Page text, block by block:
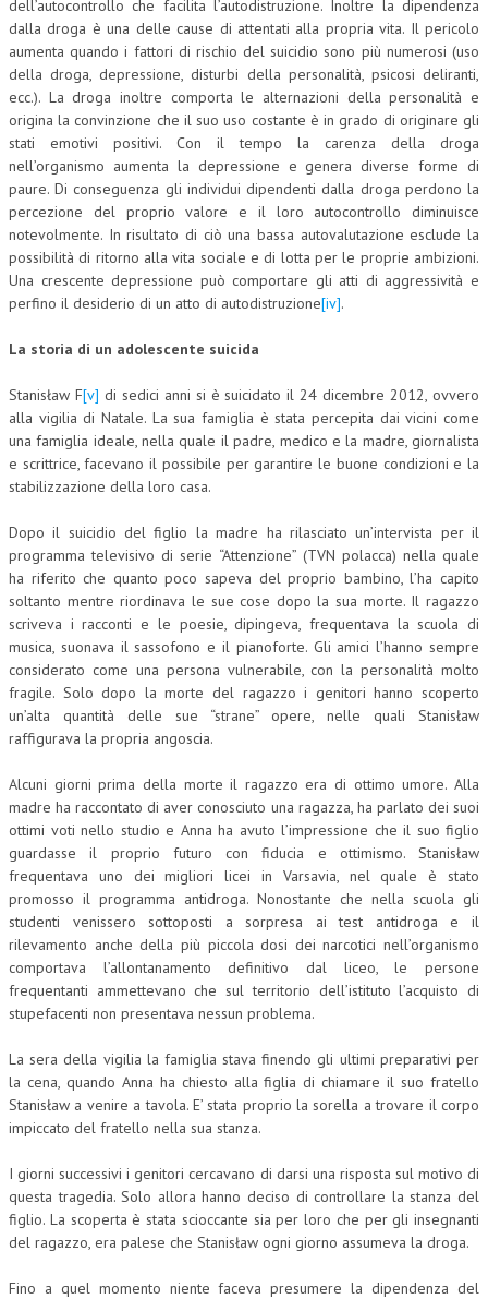
dell’autocontrollo che facilita l’autodistruzione. Inoltre la dipendenza
dalla droga è una delle cause di attentati alla propria vita. Il pericolo
aumenta quando i fattori di rischio del suicidio sono più numerosi (uso
della droga, depressione, disturbi della personalità, psicosi deliranti,
ecc.). La droga inoltre comporta le alternazioni della personalità e
origina la convinzione che il suo uso costante è in grado di originare gli
stati emotivi positivi. Con il tempo la carenza della droga
nell’organismo aumenta la depressione e genera diverse forme di
paure. Di conseguenza gli individui dipendenti dalla droga perdono la
percezione del proprio valore e il loro autocontrollo diminuisce
notevolmente. In risultato di ciò una bassa autovalutazione esclude la
possibilità di ritorno alla vita sociale e di lotta per le proprie ambizioni.
Una crescente depressione può comportare gli atti di aggressività e
perfino il desiderio di un atto di autodistruzione[iv].
La storia di un adolescente suicida
Stanisław F[v] di sedici anni si è suicidato il 24 dicembre 2012, ovvero
alla vigilia di Natale. La sua famiglia è stata percepita dai vicini come
una famiglia ideale, nella quale il padre, medico e la madre, giornalista
e scrittrice, facevano il possibile per garantire le buone condizioni e la
stabilizzazione della loro casa.
Dopo il suicidio del figlio la madre ha rilasciato un’intervista per il
programma televisivo di serie “Attenzione” (TVN polacca) nella quale
ha riferito che quanto poco sapeva del proprio bambino, l’ha capito
soltanto mentre riordinava le sue cose dopo la sua morte. Il ragazzo
scriveva i racconti e le poesie, dipingeva, frequentava la scuola di
musica, suonava il sassofono e il pianoforte. Gli amici l’hanno sempre
considerato come una persona vulnerabile, con la personalità molto
fragile. Solo dopo la morte del ragazzo i genitori hanno scoperto
un’alta quantità delle sue “strane” opere, nelle quali Stanisław
raffigurava la propria angoscia.
Alcuni giorni prima della morte il ragazzo era di ottimo umore. Alla
madre ha raccontato di aver conosciuto una ragazza, ha parlato dei suoi
ottimi voti nello studio e Anna ha avuto l’impressione che il suo figlio
guardasse il proprio futuro con fiducia e ottimismo. Stanisław
frequentava uno dei migliori licei in Varsavia, nel quale è stato
promosso il programma antidroga. Nonostante che nella scuola gli
studenti venissero sottoposti a sorpresa ai test antidroga e il
rilevamento anche della più piccola dosi dei narcotici nell’organismo
comportava l’allontanamento definitivo dal liceo, le persone
frequentanti ammettevano che sul territorio dell’istituto l’acquisto di
stupefacenti non presentava nessun problema.
La sera della vigilia la famiglia stava finendo gli ultimi preparativi per
la cena, quando Anna ha chiesto alla figlia di chiamare il suo fratello
Stanisław a venire a tavola. E’ stata proprio la sorella a trovare il corpo
impiccato del fratello nella sua stanza.
I giorni successivi i genitori cercavano di darsi una risposta sul motivo di
questa tragedia. Solo allora hanno deciso di controllare la stanza del
figlio. La scoperta è stata scioccante sia per loro che per gli insegnanti
del ragazzo, era palese che Stanisław ogni giorno assumeva la droga.
Fino a quel momento niente faceva presumere la dipendenza del